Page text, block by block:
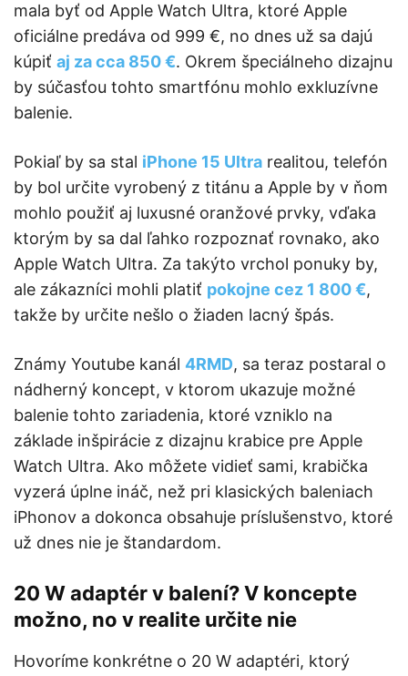
mala byť od Apple Watch Ultra, ktoré Apple
oficiálne predáva od 999 €, no dnes už sa dajú
kúpiť aj za cca 850 €. Okrem špeciálneho dizajnu
by súčasťou tohto smartfónu mohlo exkluzívne
balenie.
Pokiaľ by sa stal iPhone 15 Ultra realitou, telefón
by bol určite vyrobený z titánu a Apple by v ňom
mohlo použiť aj luxusné oranžové prvky, vďaka
ktorým by sa dal ľahko rozpoznať rovnako, ako
Apple Watch Ultra. Za takýto vrchol ponuky by,
ale zákazníci mohli platiť pokojne cez 1 800 €,
takže by určite nešlo o žiaden lacný špás.
Známy Youtube kanál 4RMD, sa teraz postaral o
nádherný koncept, v ktorom ukazuje možné
balenie tohto zariadenia, ktoré vzniklo na
základe inšpirácie z dizajnu krabice pre Apple
Watch Ultra. Ako môžete vidieť sami, krabička
vyzerá úplne ináč, než pri klasických baleniach
iPhonov a dokonca obsahuje príslušenstvo, ktoré
už dnes nie je štandardom.
20 W adaptér v balení? V koncepte
možno, no v realite určite nie
Hovoríme konkrétne o 20 W adaptéri, ktorý